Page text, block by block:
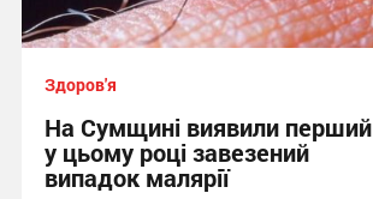
Здоров'я
На Сумщині виявили перший
у цьому році завезений
випадок малярії